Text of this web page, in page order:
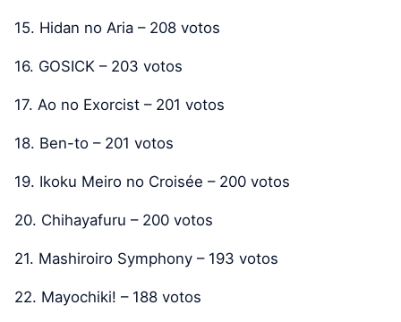
15. Hidan no Aria – 208 votos
16. GOSICK – 203 votos
17. Ao no Exorcist – 201 votos
18. Ben-to – 201 votos
19. Ikoku Meiro no Croisée – 200 votos
20. Chihayafuru – 200 votos
21. Mashiroiro Symphony – 193 votos
22. Mayochiki! – 188 votos